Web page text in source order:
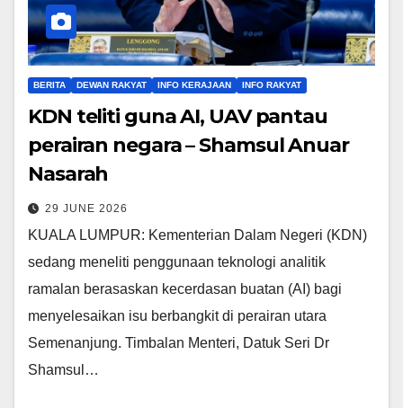
BERITA DEWAN RAKYAT INFO KERAJAAN INFO RAKYAT
KDN teliti guna AI, UAV pantau
perairan negara – Shamsul Anuar
Nasarah
29 JUNE 2026
KUALA LUMPUR: Kementerian Dalam Negeri (KDN)
sedang meneliti penggunaan teknologi analitik
ramalan berasaskan kecerdasan buatan (AI) bagi
menyelesaikan isu berbangkit di perairan utara
Semenanjung. Timbalan Menteri, Datuk Seri Dr
Shamsul…